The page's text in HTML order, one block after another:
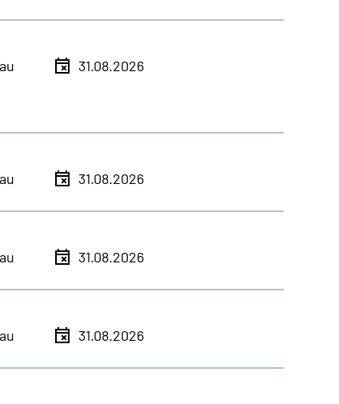
31.08.2026
31.08.2026
31.08.2026
31.08.2026